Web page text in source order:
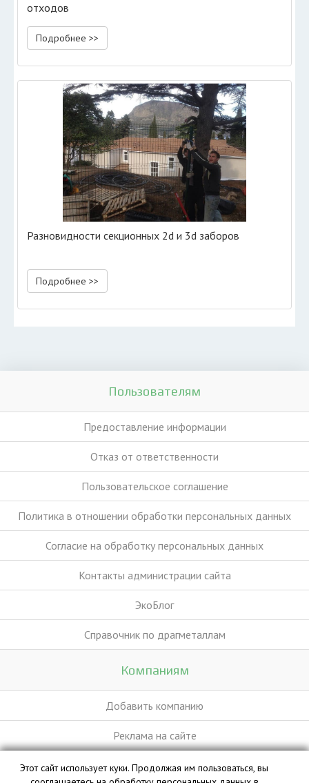
отходов
Подробнее >>
Разновидности секционных 2d и 3d заборов
Подробнее >>
Пользователям
Предоставление информации
Отказ от ответственности
Пользовательское соглашение
Политика в отношении обработки персональных данных
Согласие на обработку персональных данных
Контакты администрации сайта
ЭкоБлог
Справочник по драгметаллам
Компаниям
Добавить компанию
Реклама на сайте
Этот сайт использует куки. Продолжая им пользоваться, вы